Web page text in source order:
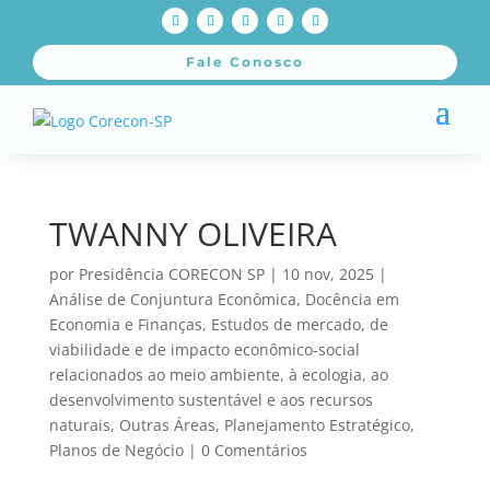
Fale Conosco
TWANNY OLIVEIRA
por Presidência CORECON SP| 10 nov, 2025|
Análise de Conjuntura Econômica, Docência em
Economia e Finanças, Estudos de mercado, de
viabilidade e de impacto econômico-social
relacionados ao meio ambiente, à ecologia, ao
desenvolvimento sustentável e aos recursos
naturais, Outras Áreas, Planejamento Estratégico,
Planos de Negócio| 0 Comentários